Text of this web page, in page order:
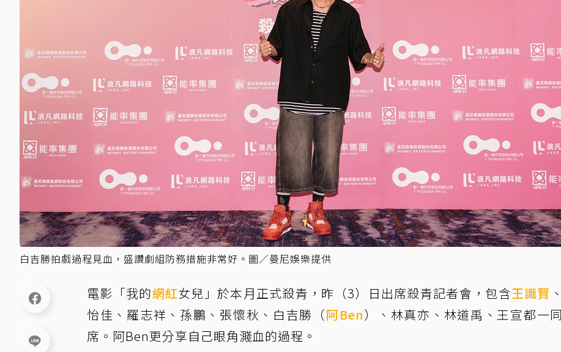
白吉勝拍戲過程見血，盛讚劇組防務措施非常好。圖／曼尼娛樂提供
電影「我的網紅女兒」於本月正式殺青，昨（3）日出席殺青記者會，包含王識賢
怡佳、羅志祥、孫鵬、張懷秋、白吉勝（阿Ben）、林真亦、林道禹、王宣都一
席。阿Ben更分享自己眼角濺血的過程。